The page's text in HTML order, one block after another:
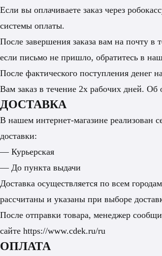
Если вы оплачиваете заказ через
системы оплаты.
После завершения заказа вам на почту
если письмо не пришло, обратитесь в
После фактического поступления денег
Вам заказ в течение 2х рабочих дней.
ДОСТАВКА
В нашем интернет-магазине реализован
доставки:
— Курьерская
— До пункта выдачи
Доставка осуществляется по всем
рассчитаны и указаны при выборе
После отправки товара, менеджер
сайте https://www.cdek.ru/ru
ОПЛАТА